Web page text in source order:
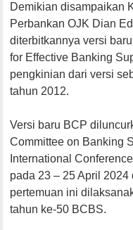
Demikian disampaikan
Perbankan OJK Dian
diterbitkannya versi
for Effective Banking
pengkinian dari versi
tahun 2012.
Versi baru BCP
Committee on Banking
International
pada 23 – 25 April
pertemuan ini
tahun ke-50 BCBS.